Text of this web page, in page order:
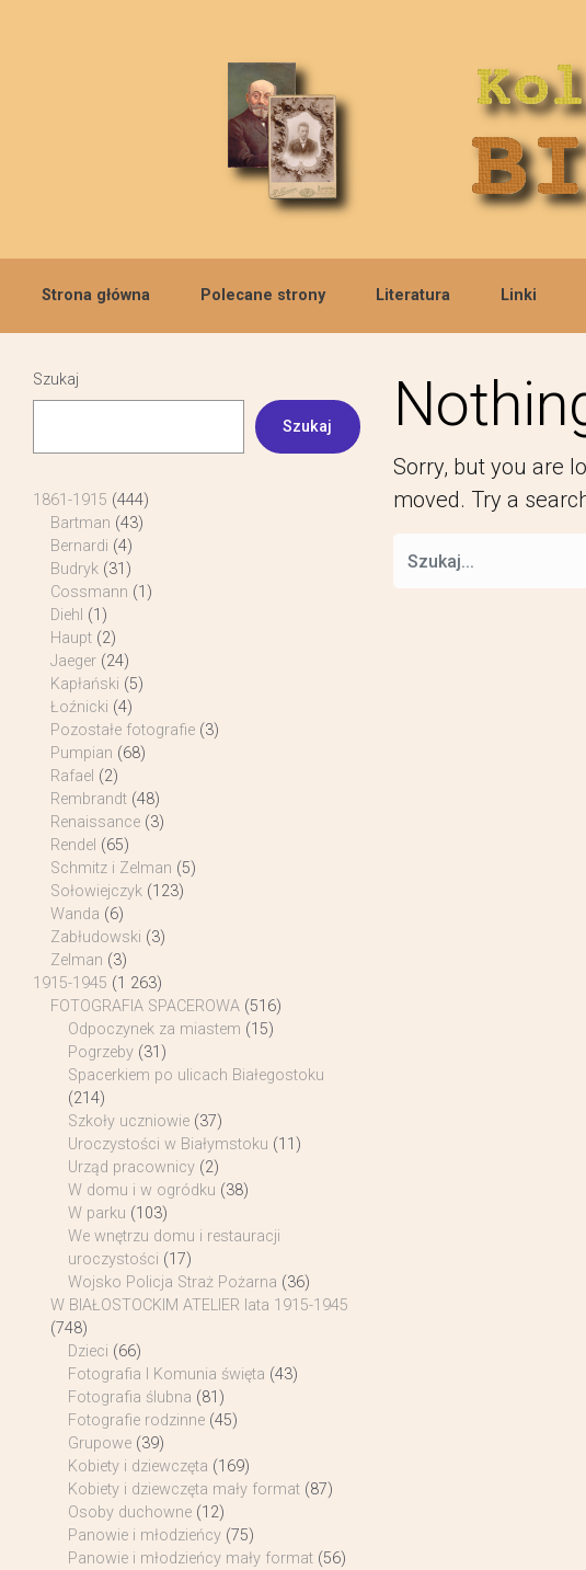
Strona główna Polecane strony Literatura Linki
Sorry, but you are
moved. Try a
Szukaj
Szukaj
1861-1915 (444)
Bartman (43)
Bernardi (4)
Budryk (31)
Cossmann (1)
Diehl (1)
Haupt (2)
Jaeger (24)
Kapłański (5)
Łoźnicki (4)
Pozostałe fotografie (3)
Pumpian (68)
Rafael (2)
Rembrandt (48)
Renaissance (3)
Rendel (65)
Schmitz i Zelman (5)
Sołowiejczyk (123)
Wanda (6)
Zabłudowski (3)
Zelman (3)
1915-1945 (1 263)
FOTOGRAFIA SPACEROWA (516)
Odpoczynek za miastem (15)
Pogrzeby (31)
Spacerkiem po ulicach Białegostoku
(214)
Szkoły uczniowie (37)
Uroczystości w Białymstoku (11)
Urząd pracownicy (2)
W domu i w ogródku (38)
W parku (103)
We wnętrzu domu i restauracji
uroczystości (17)
Wojsko Policja Straż Pożarna (36)
W BIAŁOSTOCKIM ATELIER lata 1915-1945
(748)
Dzieci (66)
Fotografia I Komunia święta (43)
Fotografia ślubna (81)
Fotografie rodzinne (45)
Grupowe (39)
Kobiety i dziewczęta (169)
Kobiety i dziewczęta mały format (87)
Osoby duchowne (12)
Panowie i młodzieńcy (75)
Panowie i młodzieńcy mały format (56)